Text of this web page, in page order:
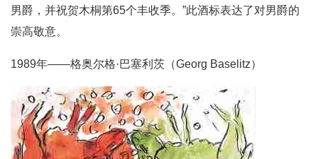
男爵，并祝贺木桐第65个丰收季。”此酒标表达了对男爵的
崇高敬意。
1989年——格奥尔格·巴塞利茨（Georg Baselitz）